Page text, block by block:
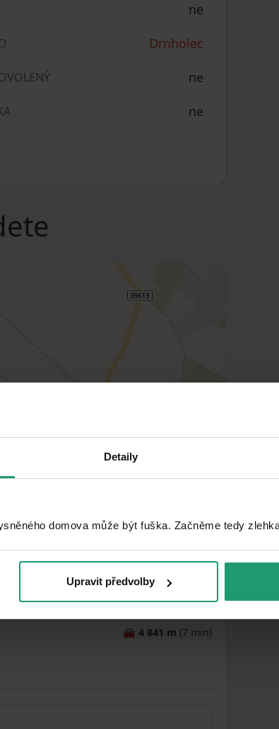
Detaily
domova může být fuška. Začněme tedy
Upravit předvolby
ne
Drnholec
ne
ne
|© OpenMapTiles© OpenStreetMap contributors
🚘1 135 m(2 min)
🚘 4 841 m (7 min)